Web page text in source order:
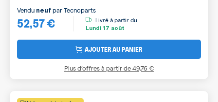
52,57 €
Vendu neuf parTecnoparts
Livré à partir du
Lundi 17 août
AJOUTER AU PANIER
Plus d’offres à partir de49,76 €